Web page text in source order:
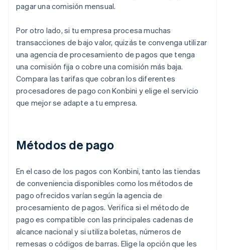
pagar una comisión mensual.
Por otro lado, si tu empresa procesa muchas
transacciones de bajo valor, quizás te convenga utilizar
una agencia de procesamiento de pagos que tenga
una comisión fija o cobre una comisión más baja.
Compara las tarifas que cobran los diferentes
procesadores de pago con Konbini y elige el servicio
que mejor se adapte a tu empresa.
Métodos de pago
En el caso de los pagos con Konbini, tanto las tiendas
de conveniencia disponibles como los métodos de
pago ofrecidos varían según la agencia de
procesamiento de pagos. Verifica si el método de
pago es compatible con las principales cadenas de
alcance nacional y si utiliza boletas, números de
remesas o códigos de barras. Elige la opción que les